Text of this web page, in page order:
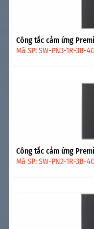
Công tắc cảm ứng
Mã SP: SW-PN3-1R-3B-
Công tắc cảm ứng
Mã SP: SW-PN2-1R-3B-